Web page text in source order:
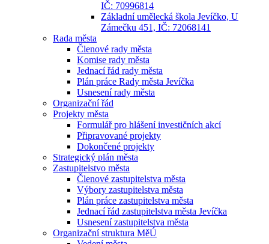
IČ: 70996814
Základní umělecká škola Jevíčko, U
Zámečku 451, IČ: 72068141
Rada města
Členové rady města
Komise rady města
Jednací řád rady města
Plán práce Rady města Jevíčka
Usnesení rady města
Organizační řád
Projekty města
Formulář pro hlášení investičních akcí
Připravované projekty
Dokončené projekty
Strategický plán města
Zastupitelstvo města
Členové zastupitelstva města
Výbory zastupitelstva města
Plán práce zastupitelstva města
Jednací řád zastupitelstva města Jevíčka
Usnesení zastupitelstva města
Organizační struktura MěÚ